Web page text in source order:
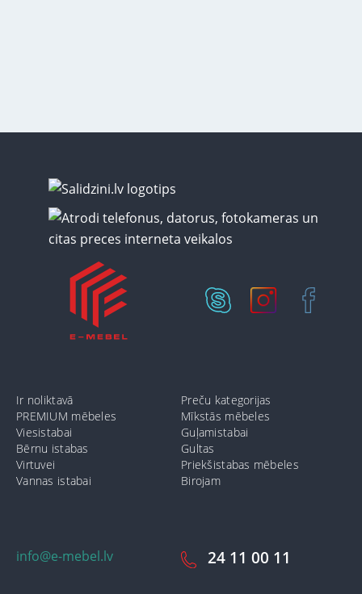
info@e-mebel.lv 24 11 00 11
Ir noliktavā
Preču kategorijas
PREMIUM mēbeles
Mīkstās mēbeles
Viesistabai
Guļamistabai
Bērnu istabas
Gultas
Virtuvei
Priekšistabas mēbeles
Vannas istabai
Birojam